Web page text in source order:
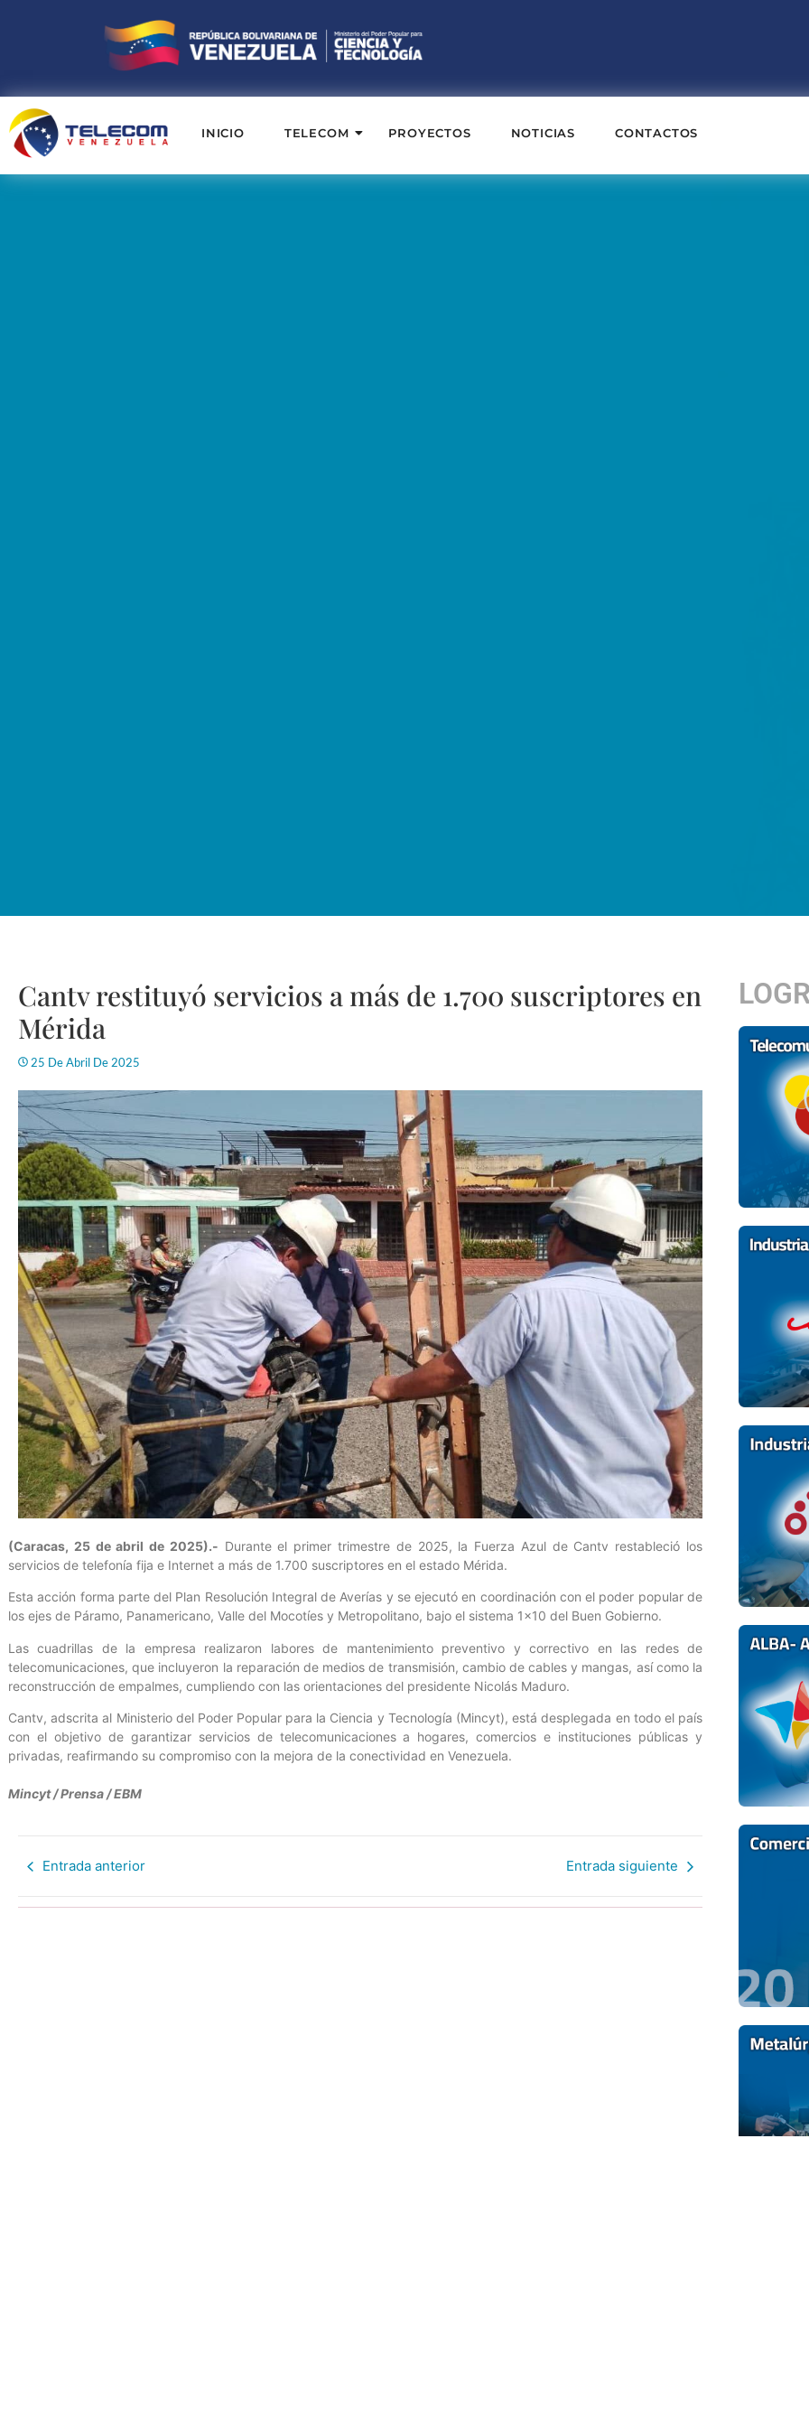
INICIO TELECOM PROYECTOS NOTICIAS CONTACTOS
Cantv restituyó servicios a más de 1.700 suscriptores en
Mérida
25 De Abril De 2025
(Caracas, 25 de abril de 2025).- Durante el primer trimestre de 2025, la Fuerza Azul de Cantv restableció los
servicios de telefonía fija e Internet a más de 1.700 suscriptores en el estado Mérida.
Esta acción forma parte del Plan Resolución Integral de Averías y se ejecutó en coordinación con el poder popular de
los ejes de Páramo, Panamericano, Valle del Mocotíes y Metropolitano, bajo el sistema 1×10 del Buen Gobierno.
Las cuadrillas de la empresa realizaron labores de mantenimiento preventivo y correctivo en las redes de
telecomunicaciones, que incluyeron la reparación de medios de transmisión, cambio de cables y mangas, así como la
reconstrucción de empalmes, cumpliendo con las orientaciones del presidente Nicolás Maduro.
Cantv, adscrita al Ministerio del Poder Popular para la Ciencia y Tecnología (Mincyt), está desplegada en todo el país
con el objetivo de garantizar servicios de telecomunicaciones a hogares, comercios e instituciones públicas y
privadas, reafirmando su compromiso con la mejora de la conectividad en Venezuela.
Mincyt / Prensa / EBM
Entrada anterior Entrada siguiente